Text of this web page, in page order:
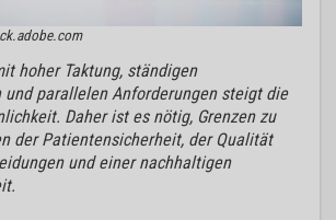
hoher Taktung, ständigen
und parallelen Anforderungen steigt die
Daher ist es nötig, Grenzen zu
der Patientensicherheit, der Qualität
und einer nachhaltigen